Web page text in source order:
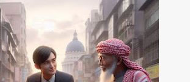
MALAISIE
TAÏWAN